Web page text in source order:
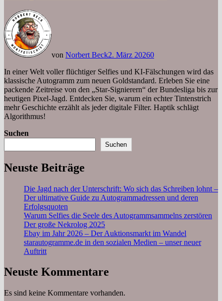
von Norbert Beck2. März 20260
In einer Welt voller flüchtiger Selfies und KI-Fälschungen wird das
klassische Autogramm zum neuen Goldstandard. Erleben Sie eine
packende Zeitreise von den „Star-Signierern“ der Bundesliga bis zur
heutigen Pixel-Jagd. Entdecken Sie, warum ein echter Tintenstrich
mehr Geschichte erzählt als jeder digitale Filter. Haptik schlägt
Algorithmus!
Suchen
Suchen
Neuste Beiträge
Die Jagd nach der Unterschrift: Wo sich das Schreiben lohnt –
Der ultimative Guide zu Autogrammadressen und deren
Erfolgsquoten
Warum Selfies die Seele des Autogrammsammelns zerstören
Der große Nekrolog 2025
Ebay im Jahr 2026 – Der Auktionsmarkt im Wandel
starautogramme.de in den sozialen Medien – unser neuer
Auftritt
Neuste Kommentare
Es sind keine Kommentare vorhanden.